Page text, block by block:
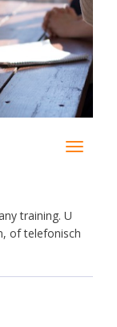
Toggle
training. U
of telefonisch